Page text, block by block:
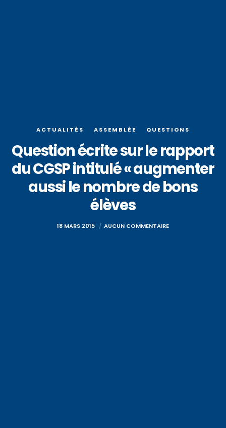
ACTUALITÉS ASSEMBLÉE QUESTIONS
Question écrite sur le rapport
du CGSP intitulé « augmenter
aussi le nombre de bons
élèves
18 MARS 2015 AUCUN COMMENTAIRE